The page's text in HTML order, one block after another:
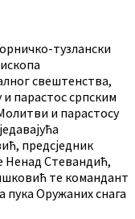
тузлански
свештенства,
и парастос српским
и парастосу
предсједник
Ненад Стевандић,
те командант
пука Оружаних снага